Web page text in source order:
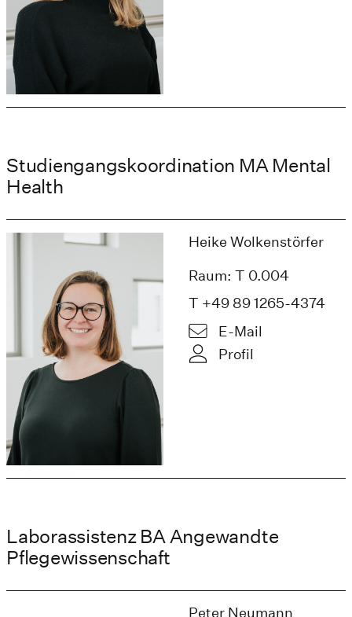
Studiengangskoordination MA Mental
Health
Heike Wolkenstörfer
Raum: T 0.004
T +49 89 1265-4374
E-Mail
Profil
Laborassistenz BA Angewandte
Pflegewissenschaft
Peter Neumann